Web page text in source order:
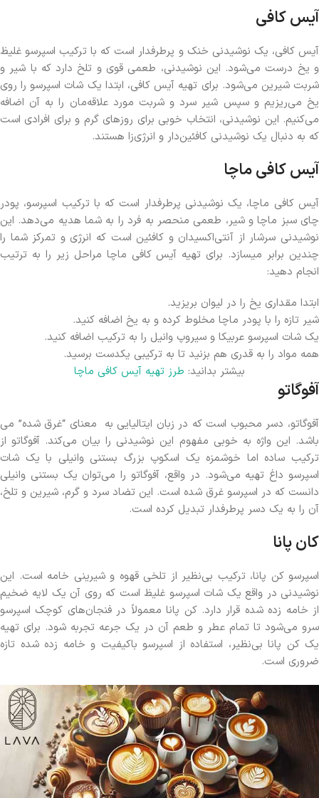
آیس کافی
آیس کافی، یک نوشیدنی خنک و پرطرفدار است که با ترکیب اسپرسو غلیظ
و یخ درست می‌شود. این نوشیدنی، طعمی قوی و تلخ دارد که با شیر و
شربت شیرین می‌شود. برای تهیه آیس کافی، ابتدا یک شات اسپرسو را روی
یخ می‌ریزیم و سپس شیر سرد و شربت مورد علاقه‌مان را به آن اضافه
می‌کنیم. این نوشیدنی، انتخاب خوبی برای روزهای گرم و برای افرادی است
که به دنبال یک نوشیدنی کافئین‌دار و انرژی‌زا هستند.
آیس کافی ماچا
آیس کافی ماچا، یک نوشیدنی پرطرفدار است که با ترکیب اسپرسو، پودر
چای سبز ماچا و شیر، طعمی منحصر به فرد را به شما هدیه می‌دهد. این
نوشیدنی سرشار از آنتی‌اکسیدان و کافئین است که انرژی و تمرکز شما را
چندین برابر میسازد. برای تهیه آیس کافی ماچا مراحل زیر را به ترتیب
انجام دهید:
ابتدا مقداری یخ را در لیوان بریزید.
شیر تازه را با پودر ماچا مخلوط کرده و به یخ اضافه کنید.
یک شات اسپرسو عربیکا و سیروپ وانیل را به ترکیب اضافه کنید.
همه مواد را به قدری هم بزنید تا به ترکیبی یکدست برسید.
بیشتر بدانید: طرز تهیه آیس کافی ماچا
آفوگاتو
آفوگاتو، دسر محبوب است که در زبان ایتالیایی به معنای “غرق شده” می
باشد. این واژه به خوبی مفهوم این نوشیدنی را بیان می‌کند. آفوگاتو از
ترکیب ساده اما خوشمزه یک اسکوپ بزرگ بستنی وانیلی با یک شات
اسپرسو داغ تهیه می‌شود. در واقع، آفوگاتو را می‌توان یک بستنی وانیلی
دانست که در اسپرسو غرق شده است. این تضاد سرد و گرم، شیرین و تلخ،
آن را به یک دسر پرطرفدار تبدیل کرده است.
کان پانا
اسپرسو کن پانا، ترکیب بی‌نظیر از تلخی قهوه و شیرینی خامه است. این
نوشیدنی در واقع یک شات اسپرسو غلیظ است که روی آن یک لایه ضخیم
از خامه زده شده قرار دارد. کن پانا معمولاً در فنجان‌های کوچک اسپرسو
سرو می‌شود تا تمام عطر و طعم آن در یک جرعه تجربه شود. برای تهیه
یک کن پانا بی‌نظیر، استفاده از اسپرسو باکیفیت و خامه زده شده تازه
ضروری است.